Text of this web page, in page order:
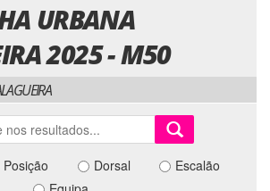
URBANA
2025 - M50
Posição Dorsal
Escalão